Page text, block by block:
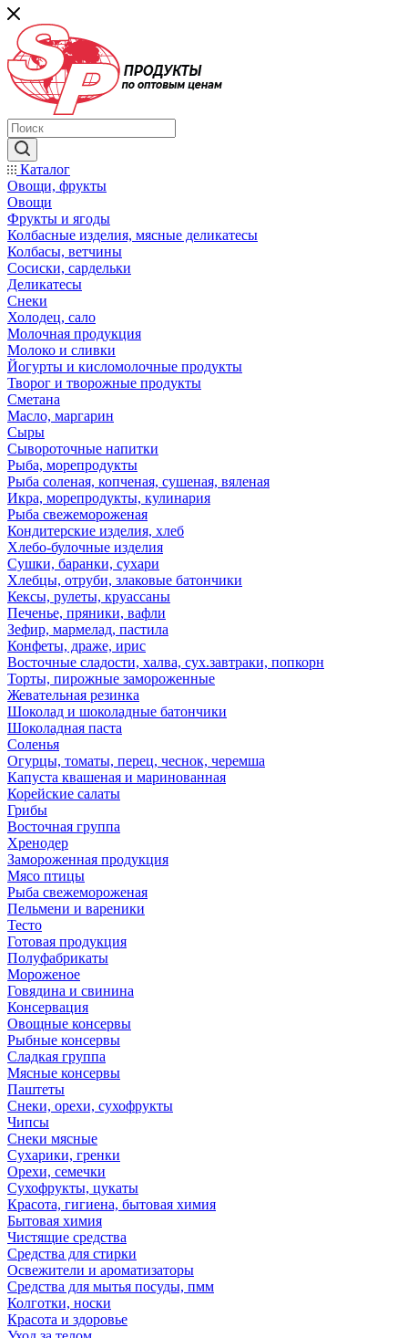
Каталог
Овощи, фрукты
Овощи
Фрукты и ягоды
Колбасные изделия, мясные деликатесы
Колбасы, ветчины
Сосиски, сардельки
Деликатесы
Снеки
Холодец, сало
Молочная продукция
Молоко и сливки
Йогурты и кисломолочные продукты
Творог и творожные продукты
Сметана
Масло, маргарин
Сыры
Сывороточные напитки
Рыба, морепродукты
Рыба соленая, копченая, сушеная, вяленая
Икра, морепродукты, кулинария
Рыба свежемороженая
Кондитерские изделия, хлеб
Хлебо-булочные изделия
Сушки, баранки, сухари
Хлебцы, отруби, злаковые батончики
Кексы, рулеты, круассаны
Печенье, пряники, вафли
Зефир, мармелад, пастила
Конфеты, драже, ирис
Восточные сладости, халва, сух.завтраки, попкорн
Торты, пирожные замороженные
Жевательная резинка
Шоколад и шоколадные батончики
Шоколадная паста
Соленья
Огурцы, томаты, перец, чеснок, черемша
Капуста квашеная и маринованная
Корейские салаты
Грибы
Восточная группа
Хренодер
Замороженная продукция
Мясо птицы
Рыба свежемороженая
Пельмени и вареники
Тесто
Готовая продукция
Полуфабрикаты
Мороженое
Говядина и свинина
Консервация
Овощные консервы
Рыбные консервы
Сладкая группа
Мясные консервы
Паштеты
Снеки, орехи, сухофрукты
Чипсы
Снеки мясные
Сухарики, гренки
Орехи, семечки
Сухофрукты, цукаты
Красота, гигиена, бытовая химия
Бытовая химия
Чистящие средства
Средства для стирки
Освежители и ароматизаторы
Средства для мытья посуды, пмм
Колготки, носки
Красота и здоровье